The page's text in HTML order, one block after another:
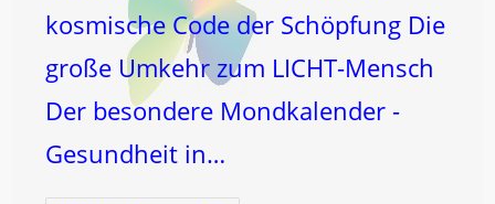
kosmische Code der Schöpfung Die
große Umkehr zum LICHT-Mensch
Der besondere Mondkalender -
Gesundheit in…